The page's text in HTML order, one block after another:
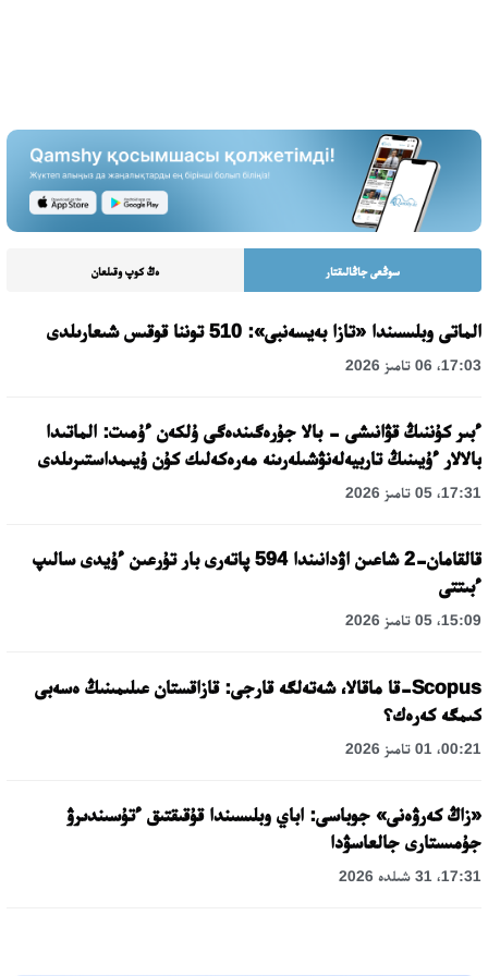
سوڭعى جاڭالىقتار ەڭ كوپ وقىلعان
الماتى وبلىسىندا «تازا بەيسەنبى»: 510 توننا قوقىس شىعارىلدى
17:03، 06 تامىز 2026
ءبىر كۇننىڭ قۋانىشى - بالا جۇرەگىندەگى ۇلكەن ءۇمىت: الماتىدا
بالالار ءۇيىنىڭ تاربيەلەنۋشىلەرىنە مەرەكەلىك كۇن ۇيىمداستىرىلدى
17:31، 05 تامىز 2026
قالقامان-2 شاعىن اۋدانىندا 594 پاتەرى بار تۇرعىن ءۇيدى سالىپ
ءبىتتى
15:09، 05 تامىز 2026
Scopus-قا ماقالا، شەتەلگە قارجى: قازاقستان عىلىمىنىڭ ەسەبى
كىمگە كەرەك؟
00:21، 01 تامىز 2026
«زاڭ كەرۋەنى» جوباسى: اباي وبلىسىندا قۇقىقتىق ءتۇسىندىرۋ
جۇمىستارى جالعاسۋدا
17:31، 31 شىلدە 2026
جوسپارلانۋدا